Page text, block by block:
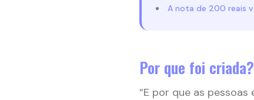
A nota de 200 reais
Por que foi criada?
“E por que as